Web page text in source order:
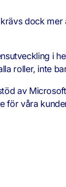
dock mer
i
roller, inte
av
för våra